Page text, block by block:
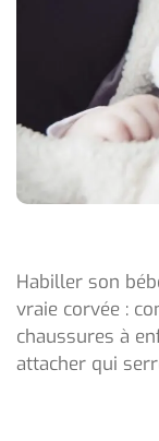
Habiller son
vraie corvée :
chaussures à
attacher qui